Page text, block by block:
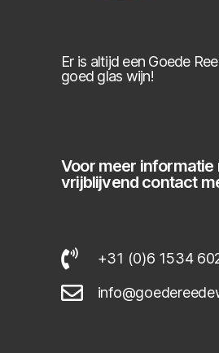
Er is altijd een Goede
goed glas wijn!
Voor meer informatie
vrijblijvend contact
+31 (0)6 1534